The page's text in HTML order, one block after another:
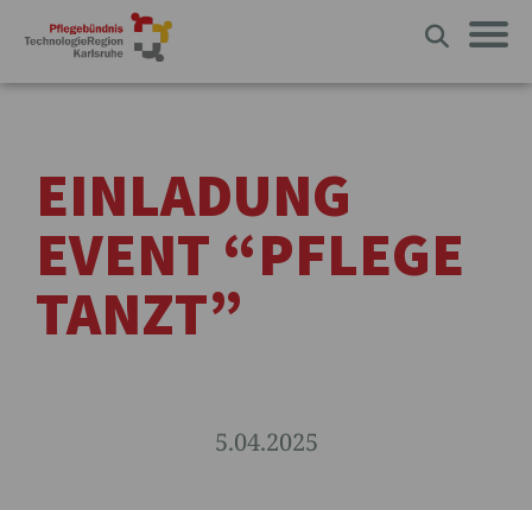
EINLADUNG
EVENT “PFLEGE
TANZT”
5.04.2025